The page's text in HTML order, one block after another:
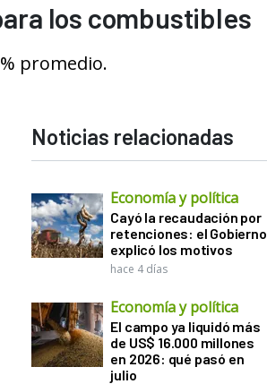
los combustibles
promedio.
Noticias relacionadas
Economía y política
Cayó la recaudación por
retenciones: el Gobierno
explicó los motivos
hace 4 días
Economía y política
El campo ya liquidó más
de US$ 16.000 millones
en 2026: qué pasó en
julio